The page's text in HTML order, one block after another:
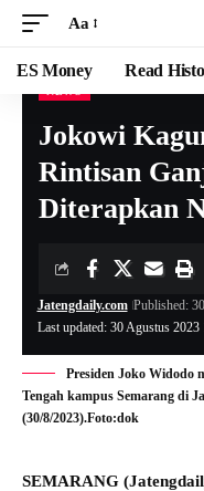
Aa
ES Money Read
Jokowi
Rintisan
Diterapkan
Last updated: 30 Agustus 2023
Jatengdaily.com Published:
Presiden Joko Widodo
Tengah kampus Semarang di
(30/8/2023).Foto:dok
SEMARANG